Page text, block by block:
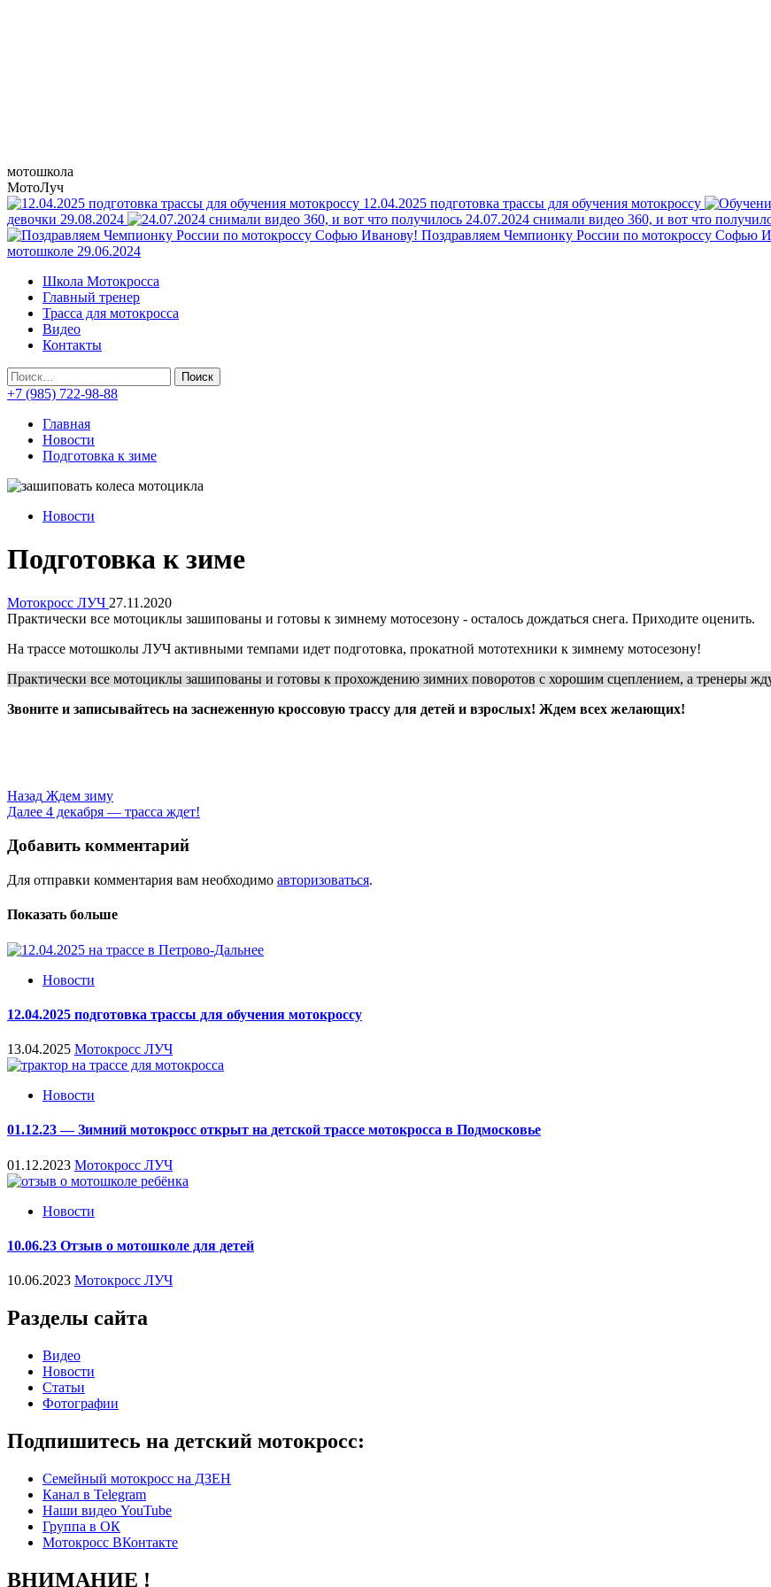
мотошкола
МотоЛуч
12.04.2025 подготовка трассы для обучения мотокроссу
девочки 29.08.2024
24.07.2024 снимали видео 360, и вот что
Поздравляем Чемпионку России по мотокроссу Софью
мотошколе 29.06.2024
Основное
меню
Школа Мотокросса
Главный тренер
Трасса для мотокросса
Видео
Контакты
Найти:
+7 (985) 722-98-88
Главная
Новости
Подготовка к зиме
Новости
Подготовка к зиме
Мотокросс ЛУЧ 27.11.2020
Практически все мотоциклы зашипованы и готовы к зимнему мотосезону - осталось дождаться снега. Приходите оценить.
На трассе мотошколы ЛУЧ активными темпами идет подготовка, прокатной мототехники к зимнему мотосезону!
Практически все мотоциклы зашипованы и готовы к прохождению зимних поворотов с хорошим сцеплением, а тренеры
Звоните и записывайтесь на заснеженную кроссовую трассу для детей и взрослых! Ждем всех желающих!
Навигация
записи
Назад Ждем зиму
Далее 4 декабря — трасса ждет!
Добавить комментарий
Для отправки комментария вам необходимо авторизоваться.
Показать больше
Новости
12.04.2025 подготовка трассы для обучения мотокроссу
13.04.2025 Мотокросс ЛУЧ
Новости
01.12.23 — Зимний мотокросс открыт на детской трассе мотокросса в Подмосковье
01.12.2023 Мотокросс ЛУЧ
Новости
10.06.23 Отзыв о мотошколе для детей
10.06.2023 Мотокросс ЛУЧ
Разделы сайта
Видео
Новости
Статьи
Фотографии
Подпишитесь на детский мотокросс:
Семейный мотокросс на ДЗЕН
Канал в Telegram
Наши видео YouTube
Группа в ОК
Мотокросс ВКонтакте
ВНИМАНИЕ !